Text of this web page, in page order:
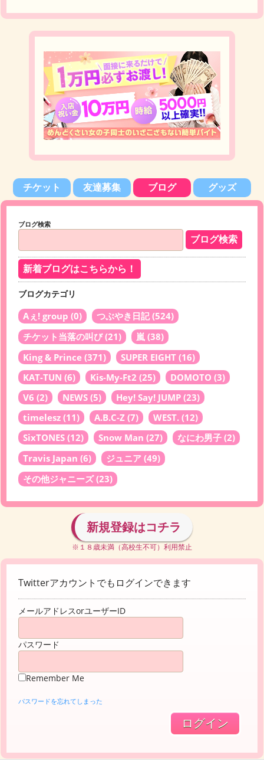
チケット 友達募集 ブログ グッズ
ブログ検索
新着ブログはこちらから！
ブログカテゴリ
Aぇ! group (0) つぶやき日記(524)
チケット当落の叫び(21) 嵐 (38)
King & Prince (371) SUPER EIGHT (16)
KAT-TUN (6) Kis-My-Ft2 (25) DOMOTO (3)
V6 (2) NEWS (5) Hey! Say! JUMP (23)
timelesz (11) A.B.C-Z (7) WEST. (12)
SixTONES (12) Snow Man (27) なにわ男子 (2)
Travis Japan (6) ジュニア (49)
その他ジャニーズ(23)
新規登録はコチラ
※１８歳未満（高校生不可）利用禁止
Twitterアカウントでもログインできます
メールアドレスorユーザーID
パスワード
Remember Me
パスワードを忘れてしまった